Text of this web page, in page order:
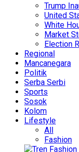
Trump
United
White
Market
Election
Regional
Mancanegara
Politik
Serba Serbi
Sports
Sosok
Kolom
Lifestyle
All
Fashion